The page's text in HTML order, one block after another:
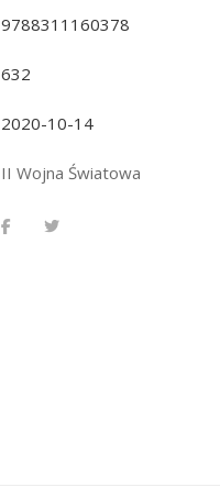
9788311160378
632
2020-10-14
II Wojna Światowa